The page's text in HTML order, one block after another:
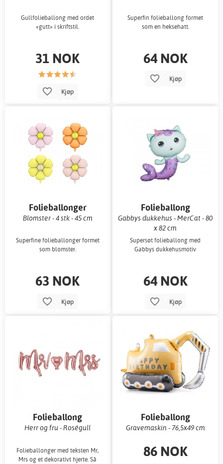
Gullfolieballong med ordet
«gutt» i skriftstil.
31 NOK
Kjøp
Superfin folieballong formet
som en heksehatt.
64 NOK
Kjøp
Folieballonger
Blomster - 4 stk - 45 cm
Superfine folieballonger formet
som blomster.
63 NOK
Kjøp
Folieballong
Gabbys dukkehus - MerCat - 80
x 82 cm
Supersøt folieballong med
Gabbys dukkehusmotiv
64 NOK
Kjøp
Folieballong
Herr og fru - Roségull
Folieballonger med teksten Mr,
Mrs og et dekorativt hjerte. Så
Folieballong
Gravemaskin - 76,5x49 cm
86 NOK